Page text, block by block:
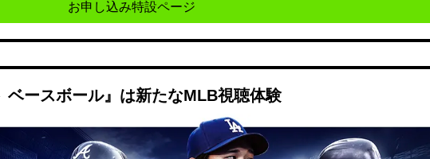
お申し込み特設ページ
ベースボール』は新たなMLB視聴体験